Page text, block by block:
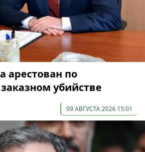
арестован по
убийстве
09 АВГУСТА 2026 15:01